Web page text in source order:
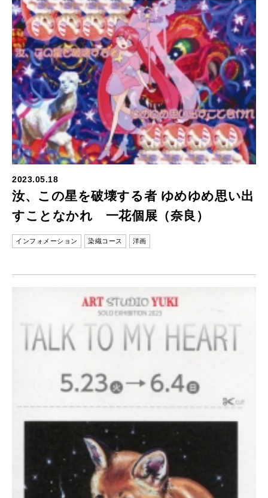
2023.05.18
汝、この星を破壊する者 ゆめゆめ思い出
すことなかれ 一花個展（奈良）
インフォメーション 染織コース 洋画